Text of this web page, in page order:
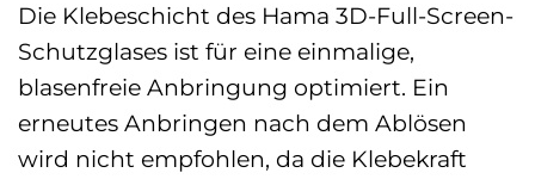
Die Klebeschicht des Hama 3D-Full-Screen-
Schutzglases ist für eine einmalige,
blasenfreie Anbringung optimiert. Ein
erneutes Anbringen nach dem Ablösen
wird nicht empfohlen, da die Klebekraft